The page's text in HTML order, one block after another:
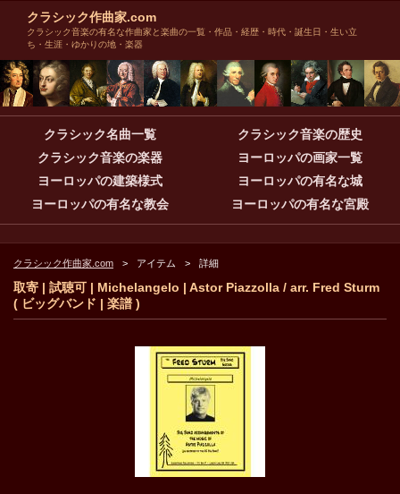
クラシック作曲家.com
クラシック音楽の有名な作曲家と楽曲の一覧・作品・経歴・時代・誕生日・生い立
ち・生涯・ゆかりの地・楽器
クラシック名曲一覧
クラシック音楽の歴史
クラシック音楽の楽器
ヨーロッパの画家一覧
ヨーロッパの建築様式
ヨーロッパの有名な城
ヨーロッパの有名な教会
ヨーロッパの有名な宮殿
クラシック作曲家.com アイテム 詳細
取寄 | 試聴可 | Michelangelo | Astor Piazzolla / arr. Fred Sturm
( ビッグバンド | 楽譜 )